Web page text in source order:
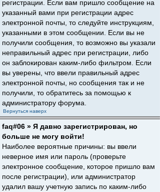
регистрации. Если вам пришло сообщение на
указанный вами при регистрации адрес
электронной почты, то следуйте инструкциям,
указанными в этом сообщении. Если вы не
получили сообщения, то возможно вы указали
неправильный адрес при регистрации, либо
он заблокирован каким-либо фильтром. Если
вы уверены, что ввели правильный адрес
электронной почты, но сообщения так и не
получили, то обратитесь за помощью к
администратору форума.
Вернуться наверх
faq#06 » Я давно зарегистрирован, но
больше не могу войти!
Наиболее вероятные причины: вы ввели
неверное имя или пароль (проверьте
электронное сообщение, которое пришло вам
после регистрации), или администратор
удалил вашу учетную запись по каким-либо